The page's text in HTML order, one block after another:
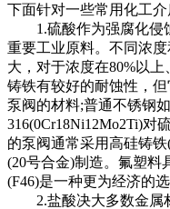
下面针对一些常用化工介
1.硫酸作为强腐化侵
重要工业原料。不同浓
大，对于浓度在80%以
铸铁有较好的耐蚀性，
泵阀的材料;普通不锈钢如
316(0Cr18Ni12Mo2Ti)对
的泵阀通常采用高硅铸
(20号合金)制造。氟塑料
(F46)是一种更为经济的选
2.盐酸决大多数金属材